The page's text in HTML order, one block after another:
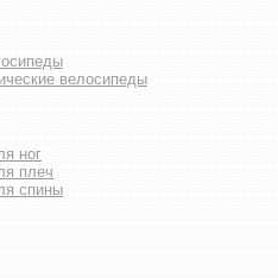
велосипеды
ног
плеч
спины